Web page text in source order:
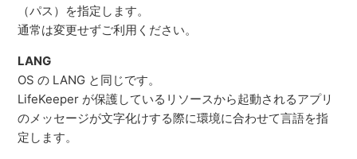
（パス）を指定します。
通常は変更せずご利用ください。
LANG
OS の LANG と同じです。
LifeKeeper が保護しているリソースから起動されるアプリ
のメッセージが文字化けする際に環境に合わせて言語を指
定します。